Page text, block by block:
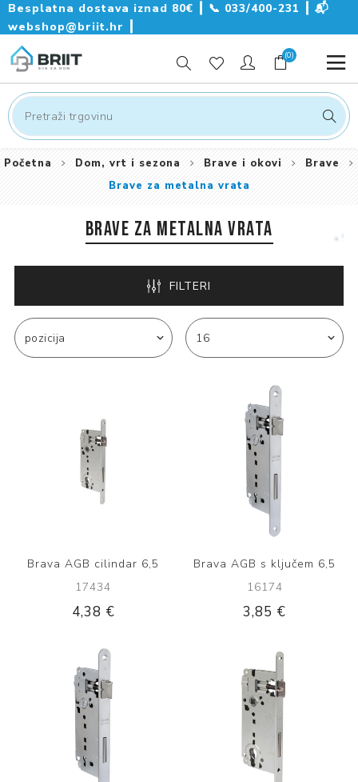
Besplatna dostava iznad 80€ ┃ 📞 033/400-231
📬
webshop@briit.hr
(0)
Početna Dom, vrt i sezona Brave i okovi
Brave
Brave za metalna vrata
BRAVE ZA METALNA VRATA
FILTERI
Brava AGB cilindar 6,5
17434
4,38 €
Brava AGB s ključem 6,5
16174
3,85 €